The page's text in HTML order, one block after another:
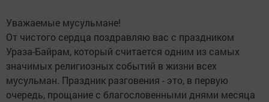
Уважаемые мусульмане!
От чистого сердца поздравляю вас с праздником
Ураза-Байрам, который считается одним из самых
значимых религиозных событий в жизни всех
мусульман. Праздник разговения - это, в первую
очередь, прощание с благословенными днями месяца